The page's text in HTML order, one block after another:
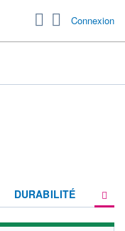
Connexion
DURABILITÉ